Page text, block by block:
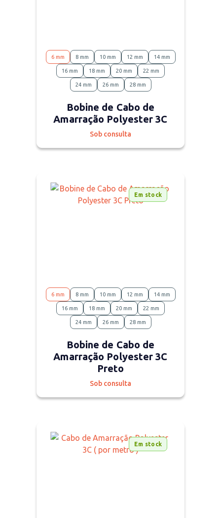
6 mm 8 mm 10 mm 12 mm 14 mm
16 mm 18 mm 20 mm 22 mm
24 mm 26 mm 28 mm
Bobine de Cabo de
Amarração Polyester 3C
Sob consulta
Em stock
6 mm 8 mm 10 mm 12 mm 14 mm
16 mm 18 mm 20 mm 22 mm
24 mm 26 mm 28 mm
Bobine de Cabo de
Amarração Polyester 3C
Preto
Sob consulta
Em stock